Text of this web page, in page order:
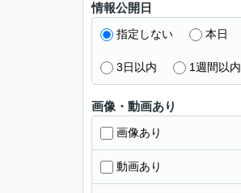
情報公開日
指定しない 本日
3日以内 1週間以内
画像・動画あり
画像あり
動画あり